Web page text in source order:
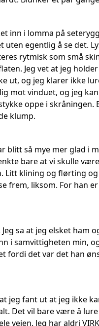
inn i lomma på
egentlig å se det.
rytmisk som små
Jeg vet at jeg
ut, og jeg klarer ikke
mot vinduet, og jeg
oppe i skråningen.
klump.
blitt så mye mer glad i
bare at vi skulle være
Litt klining og flørting
frem, liksom. For han
sa at jeg elsket ham
i samvittigheten min,
fordi det var det han
jeg fant ut at jeg ikke
Det vil bare være å
veien. Jeg har aldri